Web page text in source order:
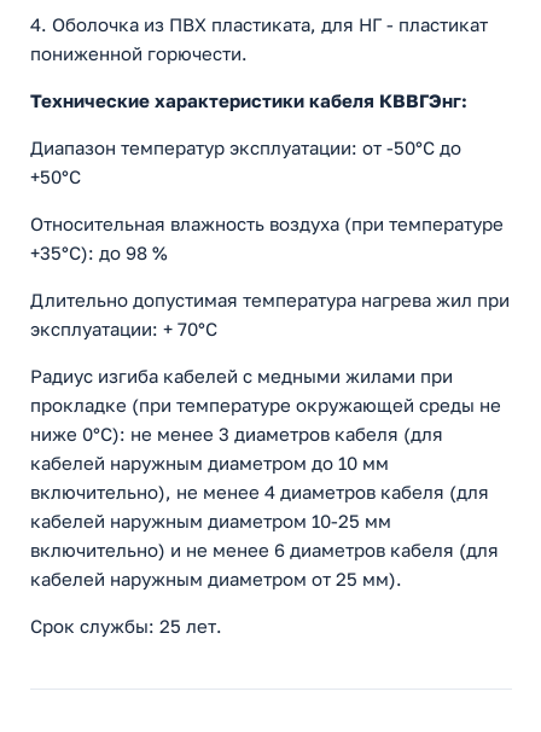
4. Оболочка из ПВХ пластиката, для НГ - пластикат
пониженной горючести.
Технические характеристики кабеля КВВГЭнг:
Диапазон температур эксплуатации: от -50°С до
+50°С
Относительная влажность воздуха (при температуре
+35°С): до 98 %
Длительно допустимая температура нагрева жил при
эксплуатации: + 70°С
Радиус изгиба кабелей с медными жилами при
прокладке (при температуре окружающей среды не
ниже 0°С): не менее 3 диаметров кабеля (для
кабелей наружным диаметром до 10 мм
включительно), не менее 4 диаметров кабеля (для
кабелей наружным диаметром 10-25 мм
включительно) и не менее 6 диаметров кабеля (для
кабелей наружным диаметром от 25 мм).
Срок службы: 25 лет.